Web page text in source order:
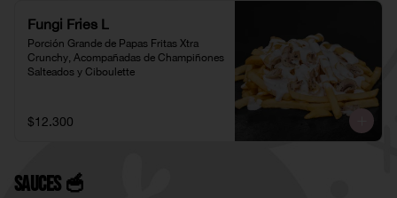
Fungi Fries L
Porción Grande de Papas Fritas Xtra
Crunchy, Acompañadas de Champiñones
Salteados y Ciboulette
$12.300
Sauces 🥣